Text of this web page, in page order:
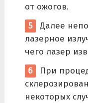
от ожогов.
Далее
лазерное
чего лазер
При
некоторых